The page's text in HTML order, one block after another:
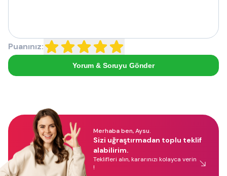
Puanınız:
Yorum & Soruyu Gönder
Merhaba ben, Aysu.
Sizi uğraştırmadan toplu teklif
alabilirim.
Teklifleri alın, kararınızı kolayca verin
!